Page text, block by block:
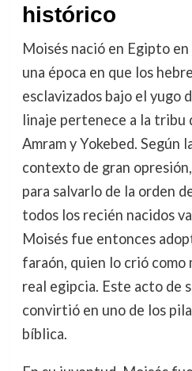
histórico
Moisés nació en Egipto
una época en que los
esclavizados bajo el yugo
linaje pertenece a la tribu
Amram y Yokebed. Según
contexto de gran
para salvarlo de la orden
todos los recién nacidos
Moisés fue entonces
faraón, quien lo crió como
real egipcia. Este acto de
convirtió en uno de los
bíblica.